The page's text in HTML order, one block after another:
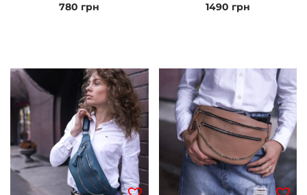
780 грн 1490 грн